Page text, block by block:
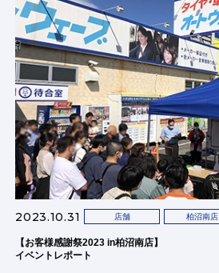
2023.10.31 店舗 柏沼南店
【お客様感謝祭2023 in柏沼南店】
イベントレポート